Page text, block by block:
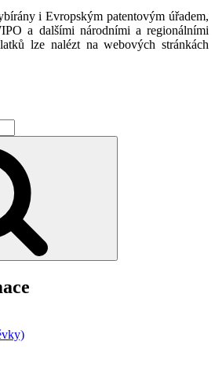
i Evropským patentovým úřadem,
a dalšími národními a regionálními
lze nalézt na webových stránkách